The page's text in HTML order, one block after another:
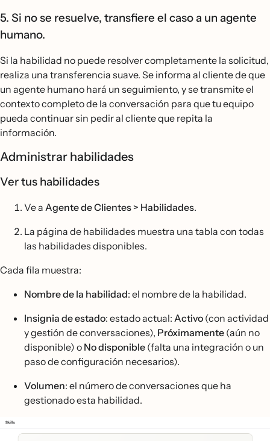
5. Si no se resuelve, transfiere el caso a un agente
humano.
Si la habilidad no puede resolver completamente la solicitud,
realiza una transferencia suave. Se informa al cliente de que
un agente humano hará un seguimiento, y se transmite el
contexto completo de la conversación para que tu equipo
pueda continuar sin pedir al cliente que repita la
información.
Administrar habilidades
Ver tus habilidades
Ve a Agente de Clientes > Habilidades.
La página de habilidades muestra una tabla con todas
las habilidades disponibles.
Cada fila muestra:
Nombre de la habilidad: el nombre de la habilidad.
Insignia de estado: estado actual: Activo (con actividad
y gestión de conversaciones), Próximamente (aún no
disponible) o No disponible (falta una integración o un
paso de configuración necesarios).
Volumen: el número de conversaciones que ha
gestionado esta habilidad.